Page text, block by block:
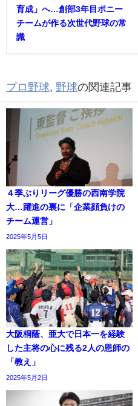
育成」へ…創部3年目ポニー
チームが作る次世代野球の常
識
プロ野球 野球の関連記事
４季ぶりリーグ優勝の西南学院
大…躍進の裏に「企業顔負けの
チーム運営」
2025年5月5日
大阪桐蔭、亜大で日本一を経験
した主将の心に残る2人の恩師の
「教え」
2025年5月2日